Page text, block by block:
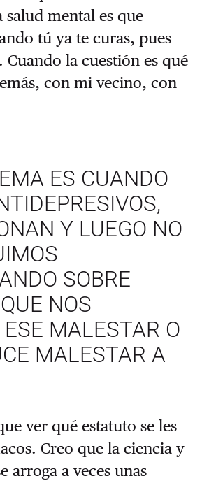
salud mental es que
tú ya te curas, pues
Cuando la cuestión es qué
con mi vecino, con
ES CUANDO
Y LUEGO NO
SOBRE
NOS
MALESTAR O
MALESTAR A
ver qué estatuto se les
Creo que la ciencia y
arroga a veces unas